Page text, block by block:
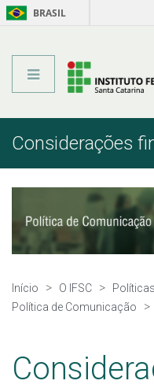
BRASIL
Considerações
Início O IFSC
Política de Comunicação